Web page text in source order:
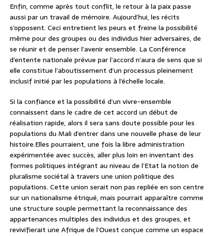
Enfin, comme après tout conflit, le retour à la paix passe
aussi par un travail de mémoire. Aujourd’hui, les récits
s’opposent. Ceci entretient les peurs et freine la possibilité
même pour des groupes ou des individus hier adversaires, de
se réunir et de penser l’avenir ensemble. La Conférence
d’entente nationale prévue par l’accord n’aura de sens que si
elle constitue l’aboutissement d’un processus pleinement
inclusif initié par les populations à l’échelle locale.
Si la confiance et la possibilité d’un vivre-ensemble
connaissent dans le cadre de cet accord un début de
réalisation rapide, alors il sera sans doute possible pour les
populations du Mali d’entrer dans une nouvelle phase de leur
histoire.Elles pourraient, une fois la libre administration
expérimentée avec succès, aller plus loin en inventant des
formes politiques intégrant au niveau de l’Etat la notion de
pluralisme sociétal à travers une union politique des
populations. Cette union serait non pas repliée en son centre
sur un nationalisme étriqué, mais pourrait apparaître comme
une structure souple permettant la reconnaissance des
appartenances multiples des individus et des groupes, et
revivifierait une Afrique de l’Ouest conçue comme un espace